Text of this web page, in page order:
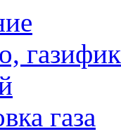
газа